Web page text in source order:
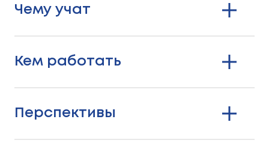
Чему учат
Кем работать
Перспективы